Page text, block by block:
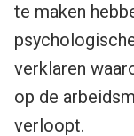
te maken
verklaren
op de
verloopt.